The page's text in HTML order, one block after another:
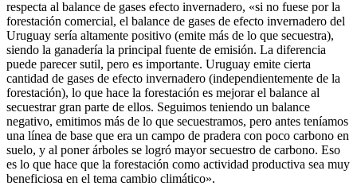
respecta al balance de gases efecto invernadero, «si no fuese por la
forestación comercial, el balance de gases de efecto invernadero del
Uruguay sería altamente positivo (emite más de lo que secuestra),
siendo la ganadería la principal fuente de emisión. La diferencia
puede parecer sutil, pero es importante. Uruguay emite cierta
cantidad de gases de efecto invernadero (independientemente de la
forestación), lo que hace la forestación es mejorar el balance al
secuestrar gran parte de ellos. Seguimos teniendo un balance
negativo, emitimos más de lo que secuestramos, pero antes teníamos
una línea de base que era un campo de pradera con poco carbono en
suelo, y al poner árboles se logró mayor secuestro de carbono. Eso
es lo que hace que la forestación como actividad productiva sea muy
beneficiosa en el tema cambio climático».